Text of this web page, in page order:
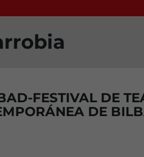
FESTIVAL DE
DE